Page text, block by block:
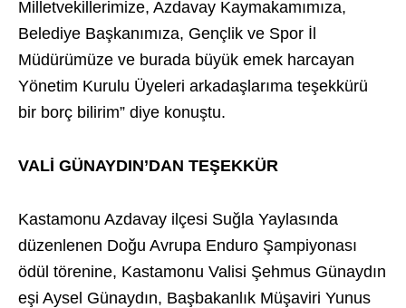
Milletvekillerimize, Azdavay Kaymakamımıza,
Belediye Başkanımıza, Gençlik ve Spor İl
Müdürümüze ve burada büyük emek harcayan
Yönetim Kurulu Üyeleri arkadaşlarıma teşekkürü
bir borç bilirim” diye konuştu.
VALİ GÜNAYDIN’DAN TEŞEKKÜR
Kastamonu Azdavay ilçesi Suğla Yaylasında
düzenlenen Doğu Avrupa Enduro Şampiyonası
ödül törenine, Kastamonu Valisi Şehmus Günaydın
eşi Aysel Günaydın, Başbakanlık Müşaviri Yunus